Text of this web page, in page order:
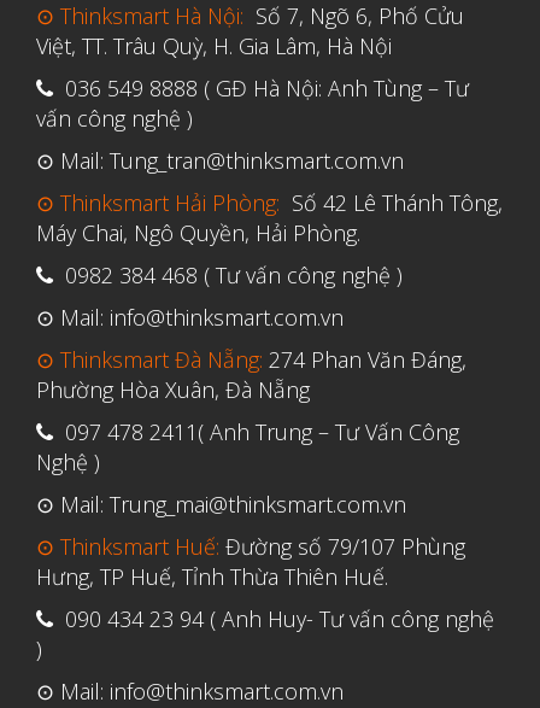
Tháng Hai 2022
Tháng Một 2022
Tháng Mười Hai 2021
Tháng Mười 2021
Tháng Chín 2021
Tháng Tám 2021
Tháng Bảy 2021
Tháng Sáu 2021
Tháng Năm 2021
Tháng Tư 2021
Tháng Một 2021
Tháng Mười Hai 2020
Tháng Chín 2020
⊙ Thinksmart Hà Nội: Số 7, Ngõ 6, Phố Cửu
Việt, TT. Trâu Quỳ, H. Gia Lâm, Hà Nội
036 549 8888 ( GĐ Hà Nội: Anh Tùng – Tư
vấn công nghệ )
⊙ Mail: Tung_tran@thinksmart.com.vn
⊙ Thinksmart Hải Phòng: Số 42 Lê Thánh Tông,
Máy Chai, Ngô Quyền, Hải Phòng.
0982 384 468 ( Tư vấn công nghệ )
⊙ Mail: info@thinksmart.com.vn
⊙ Thinksmart Đà Nẵng: 274 Phan Văn Đáng,
Phường Hòa Xuân, Đà Nẵng
097 478 2411( Anh Trung – Tư Vấn Công
Nghệ )
⊙ Mail: Trung_mai@thinksmart.com.vn
⊙ Thinksmart Huế: Đường số 79/107 Phùng
Hưng, TP Huế, Tỉnh Thừa Thiên Huế.
090 434 23 94 ( Anh Huy- Tư vấn công nghệ
)
⊙ Mail: info@thinksmart.com.vn